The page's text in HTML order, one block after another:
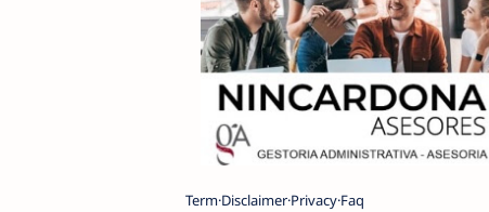
Term Disclaimer Privacy Faq